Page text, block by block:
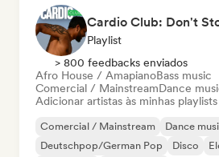
Cardio Club: Don't
Playlist
> 800 feedbacks enviados
Afro House / AmapianoBass music
Comercial / MainstreamDance
Adicionar artistas às minhas
Comercial / Mainstream Dance
Deutschpop/German Pop
Disco